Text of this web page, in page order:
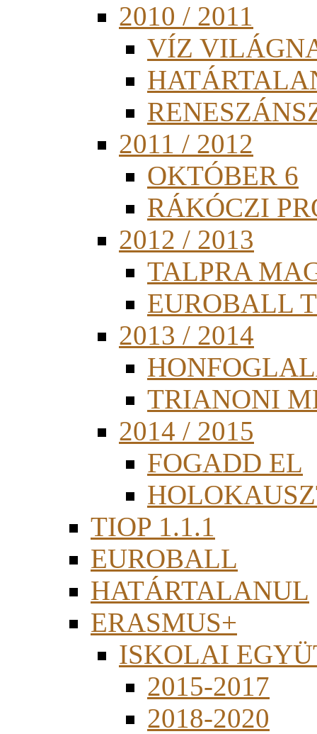
2010 / 2011
VÍZ
2011 / 2012
OKTÓBER 6
RÁKÓCZI
2012 / 2013
TALPRA
EUROBALL
2013 / 2014
TRIANONI
2014 / 2015
FOGADD EL
TIOP 1.1.1
EUROBALL
HATÁRTALANUL
ERASMUS+
ISKOLAI
2015-2017
2018-2020